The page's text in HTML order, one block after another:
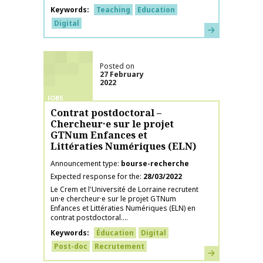
Keywords
Teaching
Education
Digital
Learn more
JOBS
Posted on
27 February
2022
Contrat postdoctoral –
Chercheur·e sur le projet
GTNum Enfances et
Littératies Numériques (ELN)
Announcement type bourse-recherche
Expected response for the 28/03/2022
Le Crem et l'Université de Lorraine recrutent
un·e chercheur·e sur le projet GTNum
Enfances et Littératies Numériques (ELN) en
contrat postdoctoral....
Keywords
Éducation
Digital
Post-doc
Recrutement Learn more